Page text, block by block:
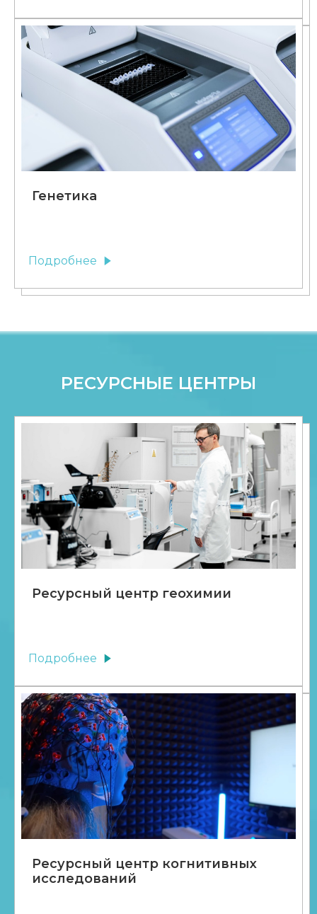
Генетика
Подробнее
РЕСУРСНЫЕ ЦЕНТРЫ
Ресурсный центр геохимии
Подробнее
Ресурсный центр когнитивных
исследований